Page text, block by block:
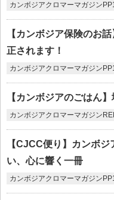
カンボジアクロマーマガジン
【カンボジア保険のお
正されます！
カンボジアクロマーマガジン
【カンボジアのごはん
カンボジアクロマーマガジン
【CJCC便り】カンボ
い、心に響く一冊
カンボジアクロマーマガジン